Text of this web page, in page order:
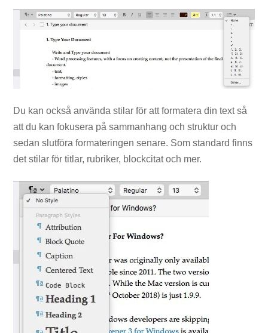
Du kan också använda stilar för att formatera din text så
att du kan fokusera på sammanhang och struktur och
sedan slutföra formateringen senare. Som standard finns
det stilar för titlar, rubriker, blockcitat och mer.